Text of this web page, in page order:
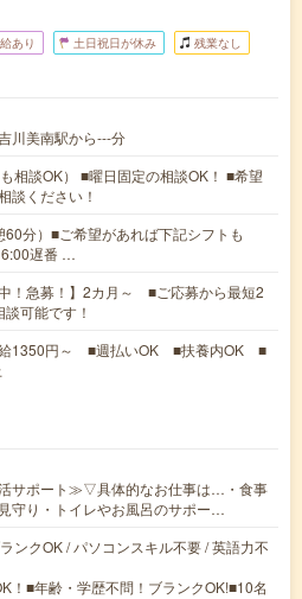
あり 土日祝日が休み 残業なし
川美南駅から---分
相談OK） ■曜日固定の相談OK！ ■希望
談ください！
分）■ご希望があれば下記シフトも
遅番 …
中！急募！】2カ月～ ■ご応募から最短2
可能です！
給1350円～ ■週払いOK ■扶養内OK ■
サポート≫▽具体的なお仕事は…・食事
守り・トイレやお風呂のサポー…
ンクOK / パソコンスキル不要 / 英語力不
！■年齢・学歴不問！ブランクOK!■10名